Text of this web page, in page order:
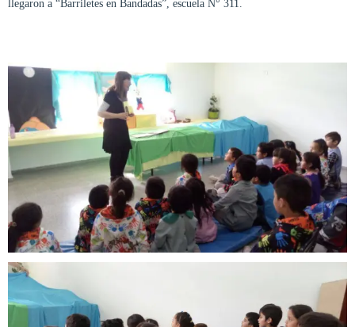
llegaron a “Barriletes en Bandadas”, escuela N° 311.